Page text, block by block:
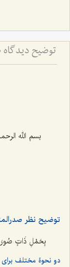
بسم الله
توضیح نظر
بِحَمْلِ ذَاتٍ
دو نحوۀ مختلف